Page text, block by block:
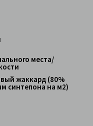
места/
жаккард (80%
синтепона на м2)